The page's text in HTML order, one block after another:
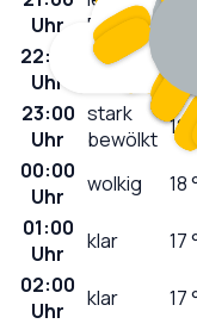
Uhr
Regen
22:00
Uhr
wolkig
23:00
Uhr
stark
bewölkt 18
00:00
Uhr
wolkig 18
01:00
Uhr
klar 17
02:00
Uhr
klar 17